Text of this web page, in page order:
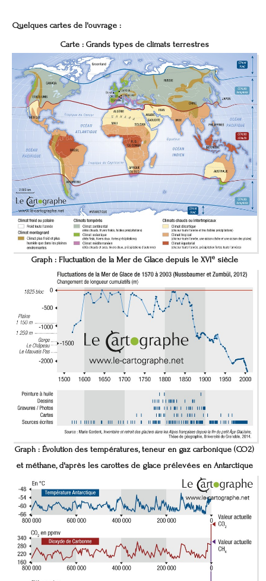
Quelques cartes de l'ouvrage :
Carte : Grands types de climats terrestres
Graph : Fluctuation de la Mer de Glace depuis le XVIesiècle
Graph : Évolution des températures, teneur en gaz carbonique (CO2)
et méthane, d'après les carottes de glace prélevées en Antarctique